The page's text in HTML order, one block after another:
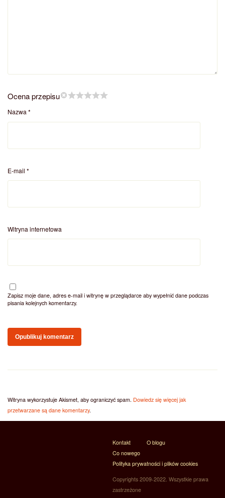
Ocena przepisu
Nazwa *
E-mail *
Witryna internetowa
Zapisz moje dane, adres e-mail i witrynę w przeglądarce aby wypełnić dane podczas
pisania kolejnych komentarzy.
Witryna wykorzystuje Akismet, aby ograniczyć spam. Dowiedz się więcej jak
przetwarzane są dane komentarzy.
Kontakt
O blogu
Co nowego
Polityka prywatności i plików cookies
Copyrights 2009-2022. Wszystkie prawa
zastrzeżone